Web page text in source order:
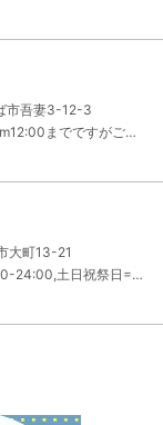
市吾妻3-12-3
営業時間：スタジオ営業時間はpm12:00までですがご予約が入っていない場合はpm12:00前に営業を終了させていただく場合がございますのでご了承ください。
大町13-21
営業時間：営業時間は平日=12:00-24:00,土日祝祭日=11:00-24:00（C,D&Fは平日=12:30-23:30,土日祝祭日=11:30-23:30）まで。